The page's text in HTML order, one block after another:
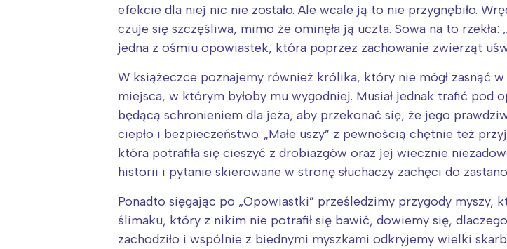
efekcie dla niej nic nie zostało. Ale wcale ją to nie przygnębiło.
czuje się szczęśliwa, mimo że ominęła ją uczta. Sowa na to rzekła:
jedna z ośmiu opowiastek, która poprzez zachowanie zwierząt
W książeczce poznajemy również królika, który nie mógł zasnąć
miejsca, w którym byłoby mu wygodniej. Musiał jednak trafić
będącą schronieniem dla jeża, aby przekonać się, że jego
ciepło i bezpieczeństwo. „Małe uszy” z pewnością chętnie też
która potrafiła się cieszyć z drobiazgów oraz jej wiecznie
historii i pytanie skierowane w stronę słuchaczy zachęci do
Ponadto sięgając po „Opowiastki” prześledzimy przygody myszy,
ślimaku, który z nikim nie potrafił się bawić, dowiemy się,
zachodziło i wspólnie z biednymi myszkami odkryjemy wielki